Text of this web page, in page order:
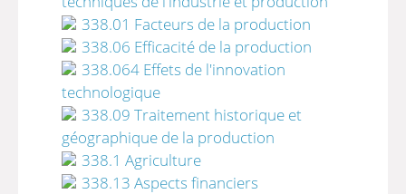
338.01 Facteurs de la production
338.06 Efficacité de la production
338.064 Effets de l'innovation
technologique
338.09 Traitement historique et
géographique de la production
338.1 Agriculture
338.13 Aspects financiers